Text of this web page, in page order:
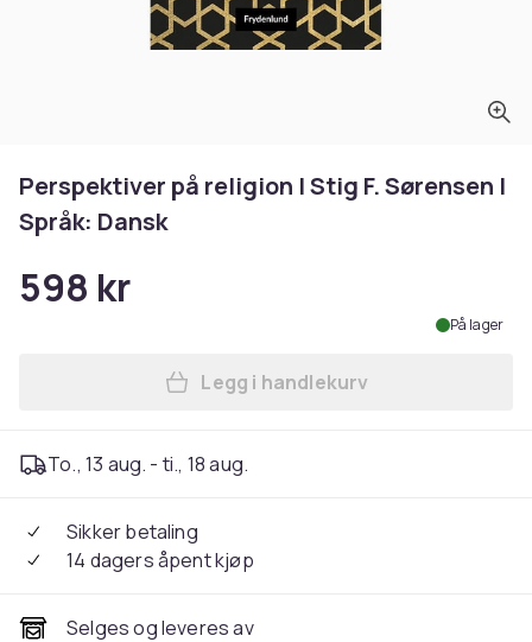
Perspektiver på religion | Stig F. Sørensen |
Språk: Dansk
598 kr
På lager
Legg Perspektiver på
Legg i handlekurv
To., 13 aug. - ti., 18 aug.
Sikker betaling
14 dagers åpent kjøp
Selges og leveres av